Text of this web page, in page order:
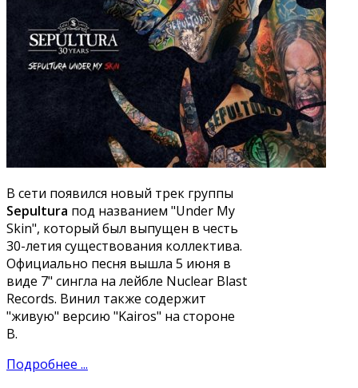
В сети появился новый трек группы
Sepultura под названием "Under My
Skin", который был выпущен в честь
30-летия существования коллектива.
Официально песня вышла 5 июня в
виде 7" сингла на лейбле Nuclear Blast
Records. Винил также содержит
"живую" версию "Kairos" на стороне
B.
Подробнее ...